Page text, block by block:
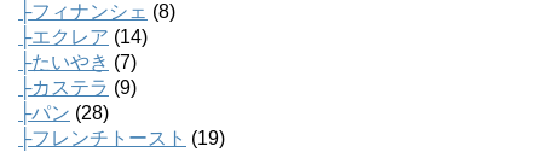
├フィナンシェ (8)
├エクレア (14)
├たいやき (7)
├カステラ (9)
├パン (28)
├フレンチトースト (19)